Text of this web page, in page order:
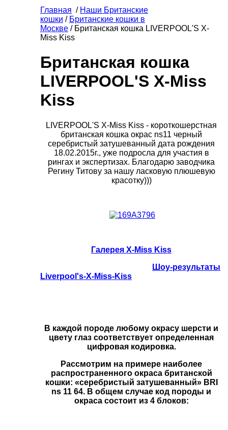
Главная / Наши Британские
кошки / Британские кошки в
Москве / Британская кошка LIVERPOOL'S X-
Miss Kiss
Британская кошка
LIVERPOOL'S X-Miss
Kiss
LIVERPOOL'S X-Miss Kiss - короткошерстная
британская кошка окрас ns11 черный
серебристый затушеванный дата рождения
18.02.2015г., уже подросла для участия в
рингах и экспертизах. Благодарю заводчика
Регину Титову за нашу ласковую плюшевую
красотку)))
Галерея X-Miss Kiss
Шоу-результаты
Liverpool's-X-Miss-Kiss
В каждой породе любому окрасу шерсти и
цвету глаз соответствует определенная
цифровая кодировка.
Рассмотрим на примере наиболее
распространенного окраса британской
кошки: «серебристый затушеванный» BRI
ns 11 64. В общем случае код породы и
окраса состоит из 4 блоков: